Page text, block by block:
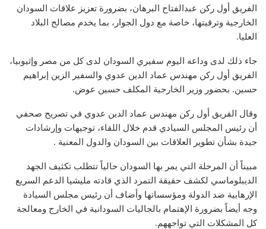
الفريق أول ركن عبدالفتاح البرهان، بضرورة تعزيز علاقات السودان
الخارجية وترقيتها، خاصة مع دول الجوار، بما يخدم مصالح البلاد
العليا.
جاء ذلك لدى وداعه اليوم سفيري السودان لدى كل من مصر وإثيوبيا،
الفريق أول ركن مهندس عماد الدين عدوي والسفير الزين إبراهيم
حسين. بحضور وزير الخارجية المكلف حسين عوض.
وقال الفريق أول ركن مهندس عماد الدين عدوي في تصريح صحفي
أن رئيس المجلس السيادي قدم خلال اللقاء، توجيهات وإرشادات
جيدة بشأن تطوير العلاقات بين السودان والدول المعنية .
مبيناً أن المرحلة التي يمر بها السودان حالياً تتطلب تكثيف الجهد
الديبلوماسي لكشف حقيقة التمرد الذي قادته مليشيا الدعم السريع
الإرهابية ضد الدولة ومؤسساتها وأضاف أن رئيس مجلس السيادة
وجه أيضاً بضرورة الإهتمام بالجاليات السودانية في الخارج ومعالجة
كل المشكلات التي تواجههم.